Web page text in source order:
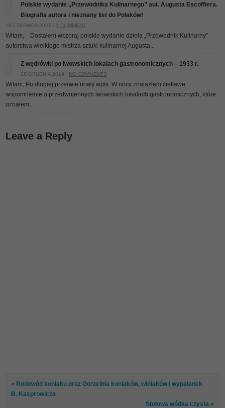
Polskie wydanie „Przewodnika Kulinarnego” aut. Augusta Escoffiera.
Biografia autora i nieznany list do Polaków!
18 CZERWCA 2021 · 1 COMMENT
Witam, Dostałem wczoraj polskie wydanie dzieła „Przewodnik Kulinarny”
autorstwa wielkiego mistrza sztuki kulinarnej Augusta...
Z wędrówki po lwowskich lokalach gastronomicznych – 1933 r.
28 GRUDNIA 2019 · NO COMMENTS
Witam, Po długiej przerwie nowy wpis. W nocy znalazłem ciekawe
wspomnienie o przedwojennych lwowskich lokalach gastronomicznych, które
uznałem...
Leave a Reply
« Rodowód koniaku oraz Gorzelnia koniaków, winiaków i wypalanek
B. Kasprowicza
Stołowa wódka czysta »